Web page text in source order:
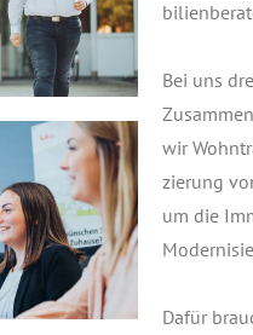
Bei uns
wir
zie­rung
um die
Dafür